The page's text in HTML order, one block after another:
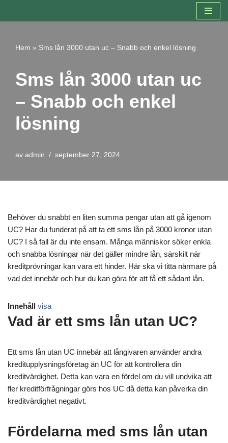
innehåll
Hem » Sms lån 3000 utan uc – Snabb och enkel lösning
Sms lån 3000 utan uc
– Snabb och enkel
lösning
av admin september 27, 2024
Behöver du snabbt en liten summa pengar utan att gå igenom
UC? Har du funderat på att ta ett sms lån på 3000 kronor utan
UC? I så fall är du inte ensam. Många människor söker enkla
och snabba lösningar när det gäller mindre lån, särskilt när
kreditprövningar kan vara ett hinder. Här ska vi titta närmare på
vad det innebär och hur du kan göra för att få ett sådant lån.
Innehåll visa
Vad är ett sms lån utan UC?
Ett sms lån utan UC innebär att långivaren använder andra
kreditupplysningsföretag än UC för att kontrollera din
kreditvärdighet. Detta kan vara en fördel om du vill undvika att
fler kreditförfrågningar görs hos UC då detta kan påverka din
kreditvärdighet negativt.
Fördelarna med sms lån utan